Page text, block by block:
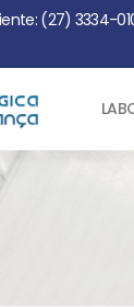
(27) 3334-